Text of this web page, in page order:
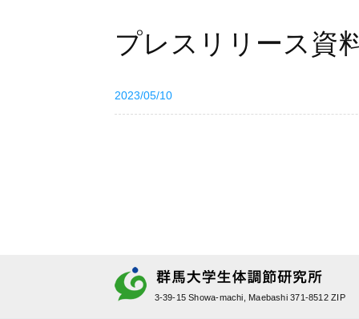
プレスリリース資
2023/05/10
3-39-15 Showa-machi, Maebashi 371-8512 ZIP